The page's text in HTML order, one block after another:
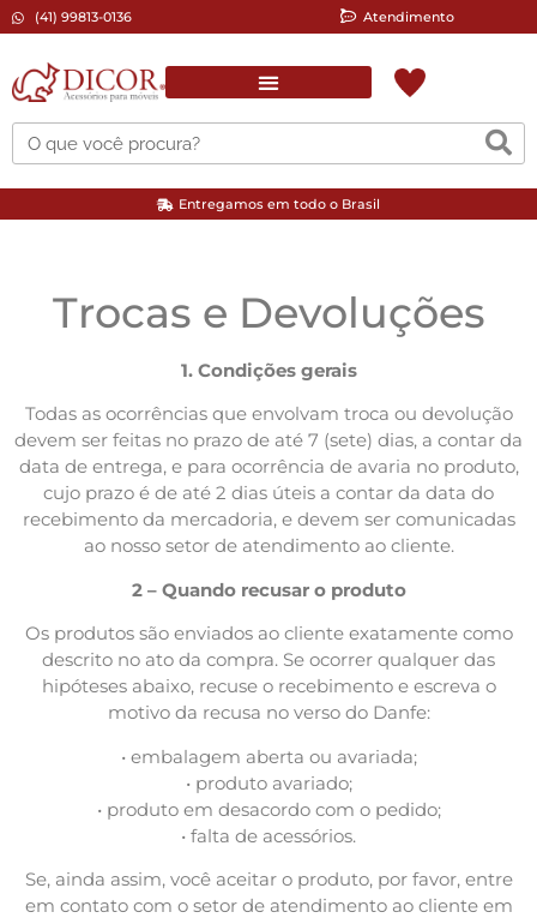
(41) 99813-0136 Atendimento
Entregamos em todo o Brasil
Trocas e Devoluções
1. Condições gerais
Todas as ocorrências que envolvam troca ou devolução
devem ser feitas no prazo de até 7 (sete) dias, a contar da
data de entrega, e para ocorrência de avaria no produto,
cujo prazo é de até 2 dias úteis a contar da data do
recebimento da mercadoria, e devem ser comunicadas
ao nosso setor de atendimento ao cliente.
2 – Quando recusar o produto
Os produtos são enviados ao cliente exatamente como
descrito no ato da compra. Se ocorrer qualquer das
hipóteses abaixo, recuse o recebimento e escreva o
motivo da recusa no verso do Danfe:
• embalagem aberta ou avariada;
• produto avariado;
• produto em desacordo com o pedido;
• falta de acessórios.
Se, ainda assim, você aceitar o produto, por favor, entre
em contato com o setor de atendimento ao cliente em